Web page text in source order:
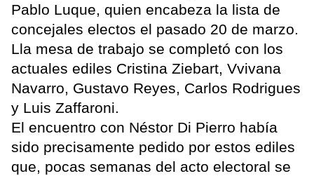
Pablo Luque, quien encabeza la lista de
concejales electos el pasado 20 de marzo.
Lla mesa de trabajo se completó con los
actuales ediles Cristina Ziebart, Vvivana
Navarro, Gustavo Reyes, Carlos Rodrigues
y Luis Zaffaroni.
El encuentro con Néstor Di Pierro había
sido precisamente pedido por estos ediles
que, pocas semanas del acto electoral se